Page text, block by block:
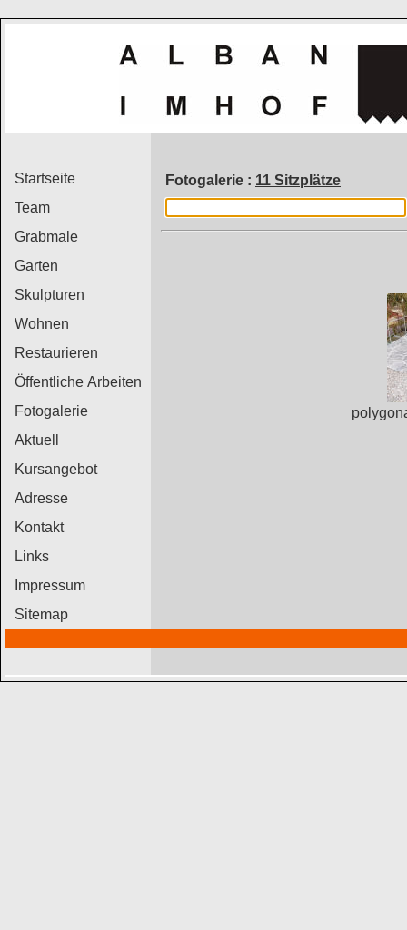
Startseite
Team
Grabmale
Garten
Skulpturen
Wohnen
Restaurieren
Öffentliche Arbeiten
Fotogalerie
Aktuell
Kursangebot
Adresse
Kontakt
Links
Impressum
Sitemap
Fotogalerie : 11 Sitzplätze